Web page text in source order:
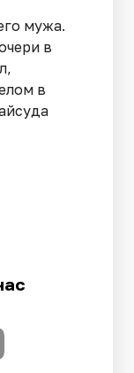
мужа.
в
в